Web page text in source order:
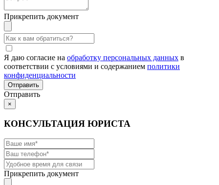
Прикрепить документ
Я даю согласие на обработку персональных данных в
соответствии с условиями и содержанием политики
конфиденциальности
Отправить
×
КОНСУЛЬТАЦИЯ ЮРИСТА
Прикрепить документ